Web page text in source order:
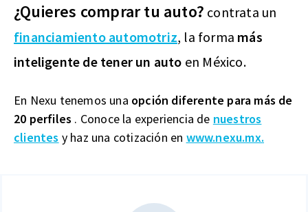
¿Quieres comprar tu auto? contrata un
financiamiento automotriz, la forma más
inteligente de tener un auto en México.
En Nexu tenemos una opción diferente para más de
20 perfiles . Conoce la experiencia de nuestros
clientes y haz una cotización en www.nexu.mx.